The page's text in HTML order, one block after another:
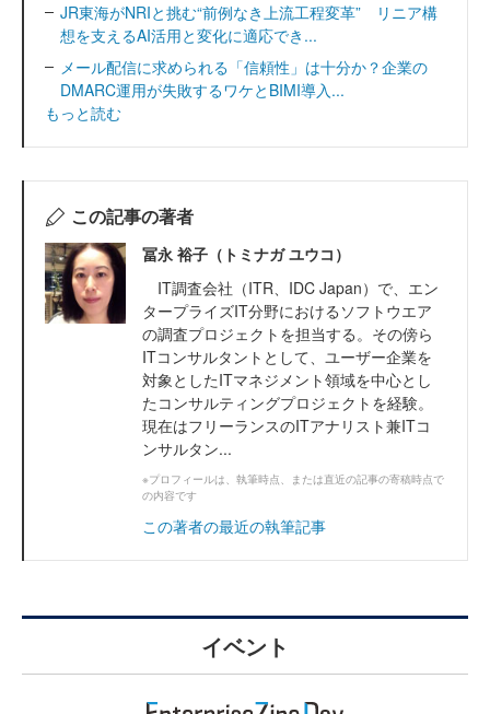
JR東海がNRIと挑む“前例なき上流工程変革” リニア構
想を支えるAI活用と変化に適応でき...
メール配信に求められる「信頼性」は十分か？企業の
DMARC運用が失敗するワケとBIMI導入...
もっと読む
この記事の著者
冨永 裕子（トミナガ ユウコ）
IT調査会社（ITR、IDC Japan）で、エン
タープライズIT分野におけるソフトウエア
の調査プロジェクトを担当する。その傍ら
ITコンサルタントとして、ユーザー企業を
対象としたITマネジメント領域を中心とし
たコンサルティングプロジェクトを経験。
現在はフリーランスのITアナリスト兼ITコ
ンサルタン...
※プロフィールは、執筆時点、または直近の記事の寄稿時点で
の内容です
この著者の最近の執筆記事
イベント